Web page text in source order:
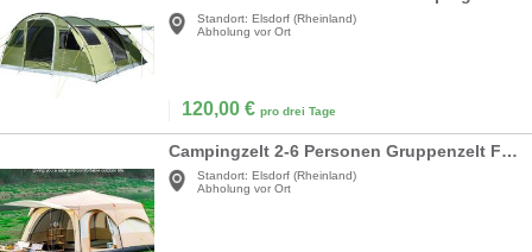
Standort: Elsdorf (Rheinland)
Abholung vor Ort
120,00 € pro drei Tage
Campingzelt 2-6 Personen Gruppenzelt Familienzelte Camping Partys Mehrfamilienzelt Netzfenster
Standort: Elsdorf (Rheinland)
Abholung vor Ort